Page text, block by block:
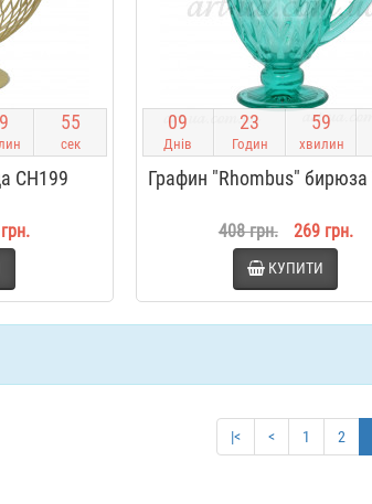
9 54
сек
CH199
09
Днів
23
Годин
59
хвилин
Графин "Rhombus" бирюза
408 грн. 269 грн.
КУПИТИ
|< < 1 2